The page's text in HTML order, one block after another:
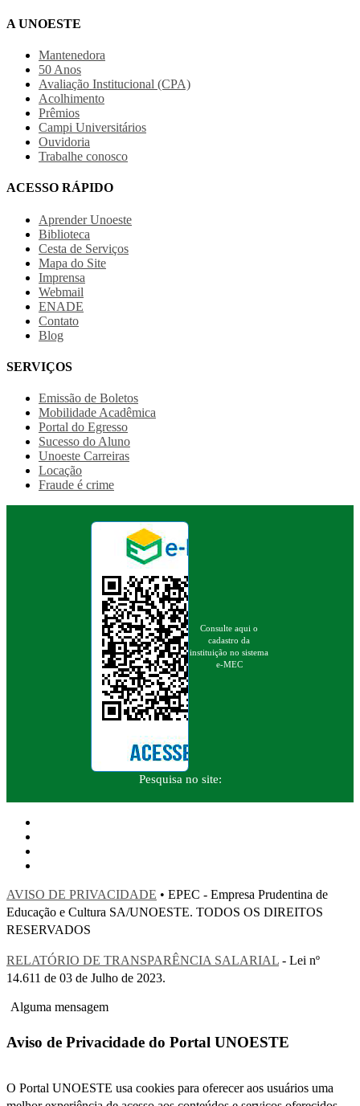
A UNOESTE
Mantenedora
50 Anos
Avaliação Institucional (CPA)
Acolhimento
Prêmios
Campi Universitários
Ouvidoria
Trabalhe conosco
ACESSO RÁPIDO
Aprender Unoeste
Biblioteca
Cesta de Serviços
Mapa do Site
Imprensa
Webmail
ENADE
Contato
Blog
SERVIÇOS
Emissão de Boletos
Mobilidade Acadêmica
Portal do Egresso
Sucesso do Aluno
Unoeste Carreiras
Locação
Fraude é crime
Consulte aqui o
cadastro da
instituição no sistema
e-MEC
Pesquisa no site:
AVISO DE PRIVACIDADE • EPEC - Empresa Prudentina de
Educação e Cultura SA/UNOESTE. TODOS OS DIREITOS
RESERVADOS
RELATÓRIO DE TRANSPARÊNCIA SALARIAL - Lei nº
14.611 de 03 de Julho de 2023.
Alguma mensagem
Aviso de Privacidade do Portal UNOESTE
O Portal UNOESTE usa cookies para oferecer aos usuários uma